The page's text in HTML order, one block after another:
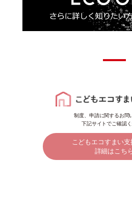
制度、申請に関するお問
下記サイトでご確認
こどもエコすまい
詳細はこち